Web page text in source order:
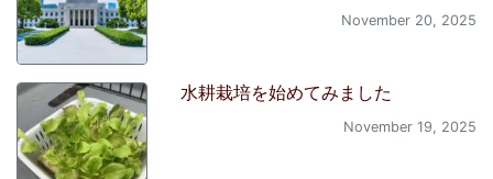
November 20, 2025
水耕栽培を始めてみました
November 19, 2025